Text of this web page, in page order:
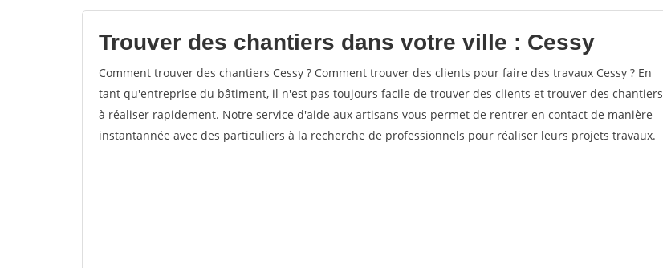
Trouver des chantiers dans votre ville : Cessy
Comment trouver des chantiers Cessy ? Comment trouver des clients pour faire des travaux Cessy ? En
tant qu'entreprise du bâtiment, il n'est pas toujours facile de trouver des clients et trouver des chantiers
à réaliser rapidement. Notre service d'aide aux artisans vous permet de rentrer en contact de manière
instantannée avec des particuliers à la recherche de professionnels pour réaliser leurs projets travaux.